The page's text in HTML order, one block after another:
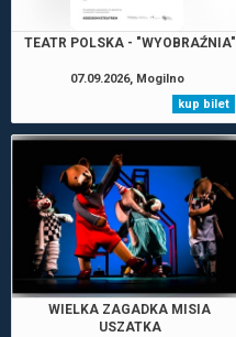
TEATR POLSKA - "WYOBRAŹNIA"
07.09.2026, Mogilno
kup bilet
WIELKA ZAGADKA MISIA
USZATKA